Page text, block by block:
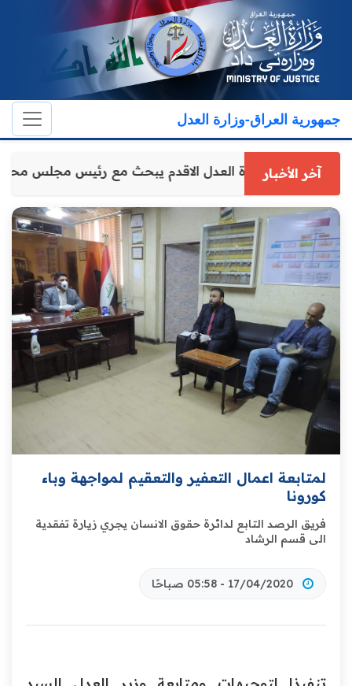
جمهورية العراق-وزارة العدل
آخر الأخباروكيل وزارة العدل الاقدم يبحث مع رئيس مجلس
لمتابعة اعمال التعفير والتعقيم لمواجهة وباء
كورونا
فريق الرصد التابع لدائرة حقوق الانسان يجري زيارة تفقدية
الى قسم الرشاد
17/04/2020 - 05:58 صباحًا